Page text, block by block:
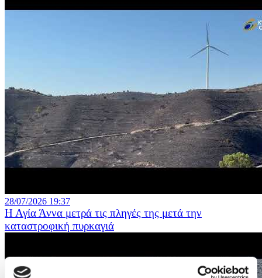
28/07/2026 19:37
Η Αγία Άννα μετρά τις πληγές της μετά την
καταστροφική πυρκαγιά